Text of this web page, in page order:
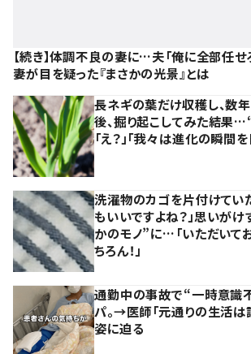
【続き】体調不良の妻に…夫「俺に全部任せ
妻が目を疑った『まさかの光景』とは
長ネギの葉だけ収穫し、
後、掘り起こしてみた結果
「え？」「我々は進化の瞬間
洗濯物のカゴを片付けてい
もいいですよね？」思いが
かのモノ”に…「いただいてお
ちろん！」
通勤中の事故で“一時意識
パ。→医師「元通りの生活は
姿に迫る